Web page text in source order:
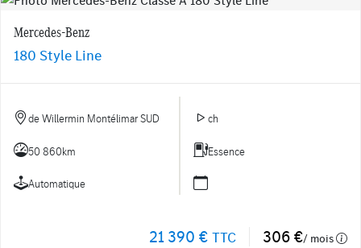
Mercedes-Benz
180 Style Line
de Willermin Montélimar SUD ch
50 860km Essence
Automatique
21 390 € TTC 306 €/ mois